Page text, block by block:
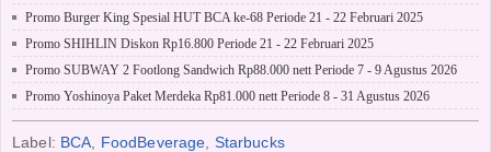
Promo Burger King Spesial HUT BCA ke-68 Periode 21 - 22 Februari 2025
Promo SHIHLIN Diskon Rp16.800 Periode 21 - 22 Februari 2025
Promo SUBWAY 2 Footlong Sandwich Rp88.000 nett Periode 7 - 9 Agustus 2026
Promo Yoshinoya Paket Merdeka Rp81.000 nett Periode 8 - 31 Agustus 2026
Label: BCA FoodBeverage Starbucks